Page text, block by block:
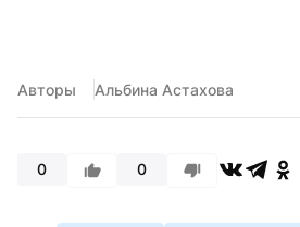
Авторы Альбина Астахова
0 0